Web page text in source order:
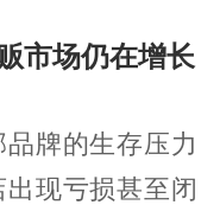
市场仍在增长
牌的生存压力
现亏损甚至闭